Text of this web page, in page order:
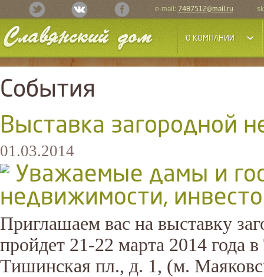
e-mail: 7487512@mail.ru
О КОМПАНИИ
События
Выставка
01.03.2014
Уважаемые дамы и
недвижимости,
Приглашаем вас на выставку
пройдет 21-22 марта 2014
Тишинская пл., д. 1, (м.